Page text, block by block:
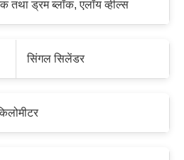
तथा ड्रम ब्लॉक, एलॉय व्हील्स
सिंगल सिलेंडर